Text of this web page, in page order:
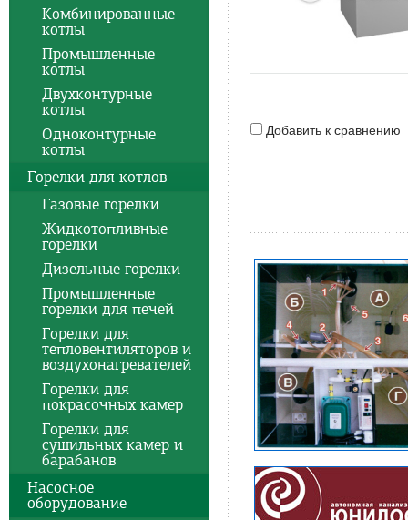
Добавить к сравнению
Комбинированные
котлы
Промышленные
котлы
Двухконтурные
котлы
Одноконтурные
котлы
Горелки для котлов
Газовые горелки
Жидкотопливные
горелки
Дизельные горелки
Промышленные
горелки для печей
Горелки для
тепловентиляторов и
воздухонагревателей
Горелки для
покрасочных камер
Горелки для
сушильных камер и
барабанов
Насосное
оборудование